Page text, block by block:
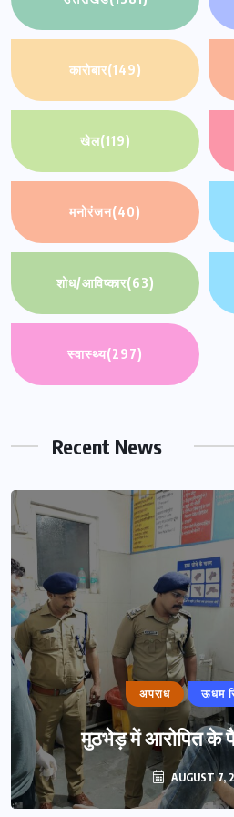
कारोबार(149)
खेल(119)
मनोरंजन(40)
शोध/आविष्कार(63)
स्वास्थ्य(297)
Recent News
अपराध ऊधम
मुठभेड़ में आरोपित के
AUGUST 7,